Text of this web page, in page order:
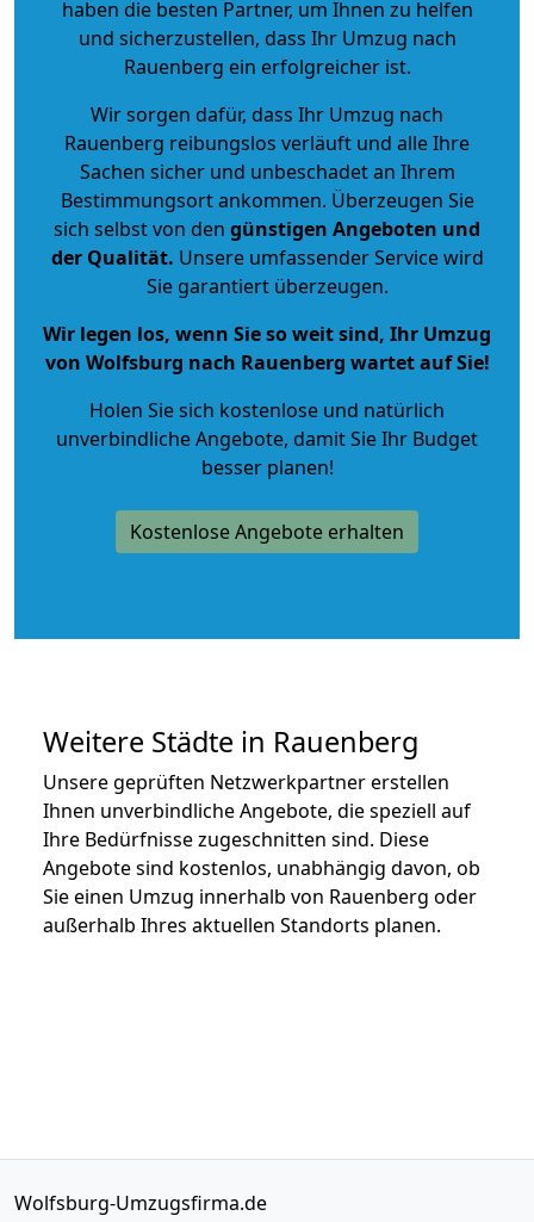
haben die besten Partner, um Ihnen zu helfen
und sicherzustellen, dass Ihr Umzug nach
Rauenberg ein erfolgreicher ist.
Wir sorgen dafür, dass Ihr Umzug nach
Rauenberg reibungslos verläuft und alle Ihre
Sachen sicher und unbeschadet an Ihrem
Bestimmungsort ankommen. Überzeugen Sie
sich selbst von den günstigen Angeboten und
der Qualität. Unsere umfassender Service wird
Sie garantiert überzeugen.
Wir legen los, wenn Sie so weit sind, Ihr Umzug
von Wolfsburg nach Rauenberg wartet auf Sie!
Holen Sie sich kostenlose und natürlich
unverbindliche Angebote, damit Sie Ihr Budget
besser planen!
Kostenlose Angebote erhalten
Weitere Städte in Rauenberg
Unsere geprüften Netzwerkpartner erstellen
Ihnen unverbindliche Angebote, die speziell auf
Ihre Bedürfnisse zugeschnitten sind. Diese
Angebote sind kostenlos, unabhängig davon, ob
Sie einen Umzug innerhalb von Rauenberg oder
außerhalb Ihres aktuellen Standorts planen.
Wolfsburg-Umzugsfirma.de